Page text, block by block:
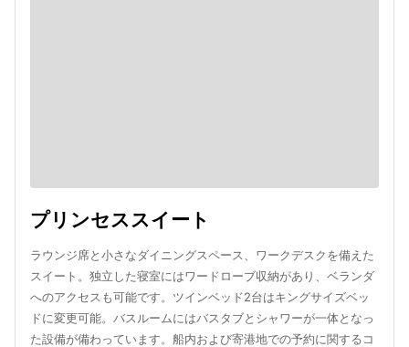
プリンセススイート
ラウンジ席と小さなダイニングスペース、ワークデスクを備えた
スイート。独立した寝室にはワードローブ収納があり、ベランダ
へのアクセスも可能です。ツインベッド2台はキングサイズベッ
ドに変更可能。バスルームにはバスタブとシャワーが一体となっ
た設備が備わっています。船内および寄港地での予約に関するコ